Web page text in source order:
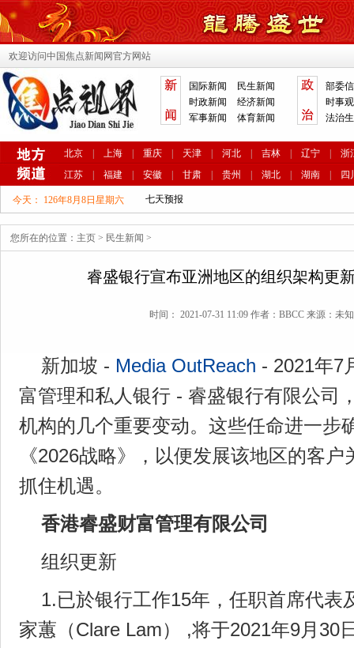
欢迎访问中国焦点新闻网官方网站
国际新闻
民生新闻
时政新闻
经济新闻
军事新闻
体育新闻
部委
时事
法治
北京 上海 重庆 天津 河北 吉林 辽宁
浙
江苏
福建 安徽 甘肃 贵州 湖北 湖南 四
今天： 126年8月8日星期六
您所在的位置： 主页 > 民生新闻 >
睿盛银行宣布亚洲地区的组织架构更
时间： 2021-07-31 11:09 作者：BBCC 来源：未
新加坡 - Media OutReach - 2021年7
富管理和私人银行 - 睿盛银行有限公司
机构的几个重要变动。这些任命进一步
《2026战略》，以便发展该地区的客
抓住机遇。
香港睿盛财富管理有限公司
组织更新
1.已於银行工作15年，任职首席代表
家蕙（Clare Lam） ,将于2021年9月30